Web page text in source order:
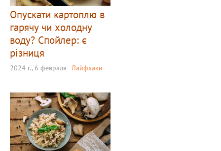
Опускати картоплю в
гарячу чи холодну
воду? Спойлер: є
різниця
2024 г., 6 февраля Лайфхаки